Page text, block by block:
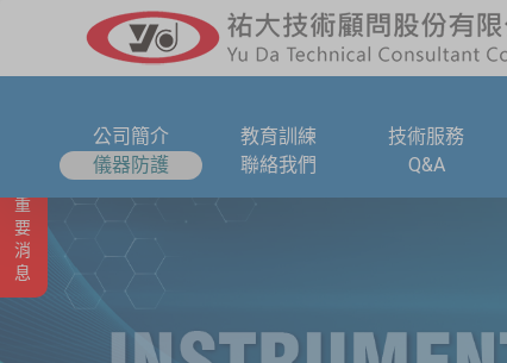
公司簡介 教育訓練 技術服務
儀器防護
聯絡我們 Q&A
重要消息